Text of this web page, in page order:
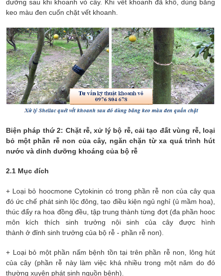
dưỡng sau khi khoanh vỏ cây. Khi vết khoanh đã khô, dùng băng
keo màu đen cuốn chặt vết khoanh.
Biện pháp thứ 2: Chặt rễ, xử lý bộ rễ, cải tạo đất vùng rễ, loại
bỏ một phần rễ non của cây, ngăn chặn từ xa quá trình hút
nước và dinh dưỡng khoáng của bộ rễ
2.1 Mục đích
+ Loại bỏ hoocmone Cytokinin có trong phần rễ non của cây qua
đó ức chế phát sinh lộc đông, tạo điều kiện ngủ nghỉ (ủ mầm hoa),
thúc đẩy ra hoa đồng đều, tập trung thành từng đợt (đa phần hooc
môn kích thích sinh trưởng nội sinh của cây được hình
thành ở đỉnh sinh trưởng của bộ rễ - phần rễ non).
+ Loại bỏ một phần nấm bệnh tồn tại trên phần rễ non, lông hút
của cây (phần rễ này làm việc khá nhiều trong một năm do đó
thường xuyên phát sinh nguồn bệnh).